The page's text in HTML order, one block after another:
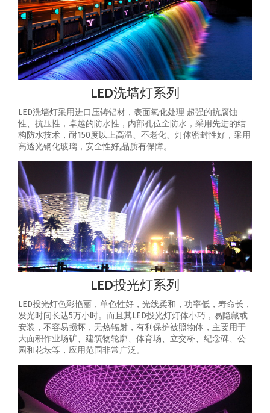
LED洗墙灯系列
LED洗墙灯采用进口压铸铝材，表面氧化处理 超强的抗腐蚀
性、抗压性，卓越的防水性，内部孔位全防水，采用先进的结
构防水技术，耐150度以上高温、不老化、灯体密封性好，采用
高透光钢化玻璃，安全性好,品质有保障。
LED投光灯系列
LED投光灯色彩艳丽，单色性好，光线柔和，功率低，寿命长，
发光时间长达5万小时。而且其LED投光灯灯体小巧，易隐藏或
安装，不容易损坏，无热辐射，有利保护被照物体，主要用于
大面积作业场矿、建筑物轮廓、体育场、立交桥、纪念碑、公
园和花坛等，应用范围非常广泛。